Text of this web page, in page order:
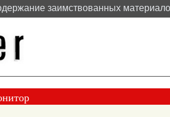
заимствованных